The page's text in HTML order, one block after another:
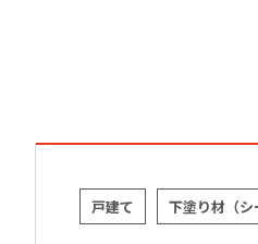
戸建て 下塗り材（シ